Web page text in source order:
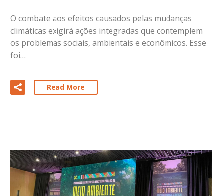
O combate aos efeitos causados pelas mudanças
climáticas exigirá ações integradas que contemplem
os problemas sociais, ambientais e econômicos. Esse
foi…
Read More